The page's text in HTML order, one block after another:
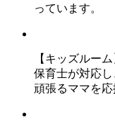
っています。
【キッズルーム
保育士が対応し
頑張るママを応